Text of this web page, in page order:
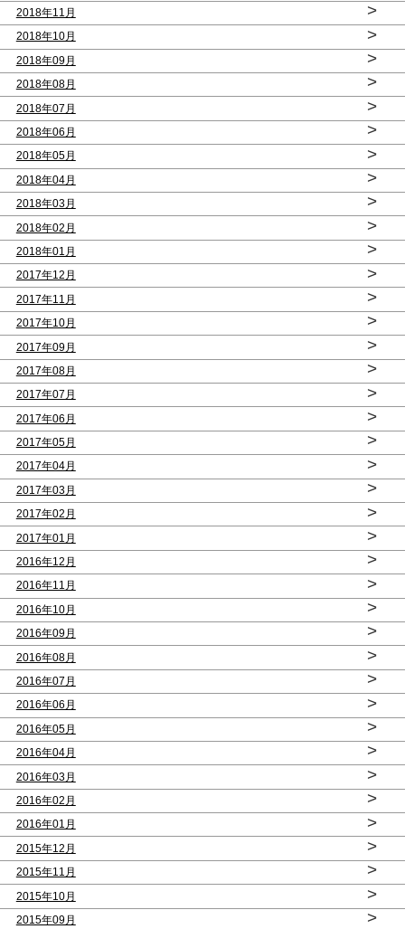
2018年11月 >
2018年10月 >
2018年09月 >
2018年08月 >
2018年07月 >
2018年06月 >
2018年05月 >
2018年04月 >
2018年03月 >
2018年02月 >
2018年01月 >
2017年12月 >
2017年11月 >
2017年10月 >
2017年09月 >
2017年08月 >
2017年07月 >
2017年06月 >
2017年05月 >
2017年04月 >
2017年03月 >
2017年02月 >
2017年01月 >
2016年12月 >
2016年11月 >
2016年10月 >
2016年09月 >
2016年08月 >
2016年07月 >
2016年06月 >
2016年05月 >
2016年04月 >
2016年03月 >
2016年02月 >
2016年01月 >
2015年12月 >
2015年11月 >
2015年10月 >
2015年09月 >